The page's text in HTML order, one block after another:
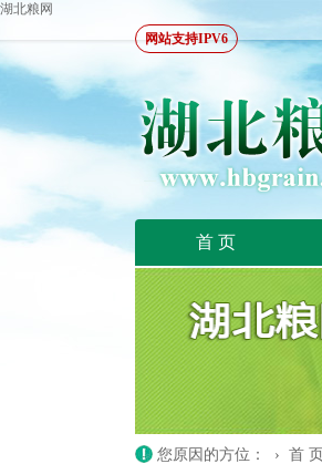
湖北粮网
网站支持IPV6
首 页
您原因的方位： › 首 页